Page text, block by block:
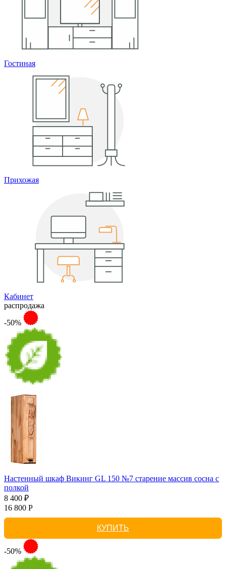
Гостиная
Прихожая
Кабинет
распродажа
-50%
Настенный шкаф Викинг GL 150 №7 старение массив сосна с
полкой
8 400 ₽
16 800 Р
КУПИТЬ
-50%